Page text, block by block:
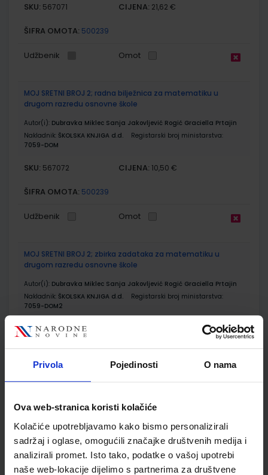
Privola Pojedinosti O nama
Ova web-stranica koristi kolačiće
Kolačiće upotrebljavamo kako bismo personalizirali
sadržaj i oglase, omogućili značajke društvenih medija i
analizirali promet. Isto tako, podatke o vašoj upotrebi
naše web-lokacije dijelimo s partnerima za društvene
SKU: 567071 CIJENA: 21,62 €
ŠIFRA OMOTA: 500239
Udžbenik Omot
MOJ SRETNI BROJ 2; radna bilježnica za matematiku u
drugom razredu osnovne škole
Autor(i): Dubravka Miklec Sanja Jakovljević Rogić Graciella Prtajin
Nakladnik: ŠKOLSKA KNJIGA d.d.
Registarski broj ministarstva:
7059-DOM
SKU: 567072 CIJENA: 10,50 €
ŠIFRA OMOTA: 500239
Udžbenik Omot
MOJ SRETNI BROJ 2; zbirka zadataka za matematiku u
drugom razredu osnovne škole
Autor(i): Dubravka Miklec Sanja Jakovljević Rogić Graciella Prtajin
Nakladnik: ŠKOLSKA KNJIGA d.d.
Registarski broj ministarstva:
7059-DOM2
SKU:567073
ŠIFRA OMOTA:
drugome razredu osnovne škole
Autor(i): Sanja Jakovljević Rogić Dubravka Miklec Graciella Prtajin
Nakladnik:ŠKOLSKA KNJIGA d.d.
Registarski broj ministarstva:
7059-DOM3